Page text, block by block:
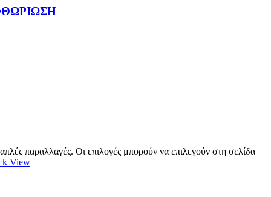
παραλλαγές. Οι επιλογές μπορούν να επιλεγούν στη σελίδα
View